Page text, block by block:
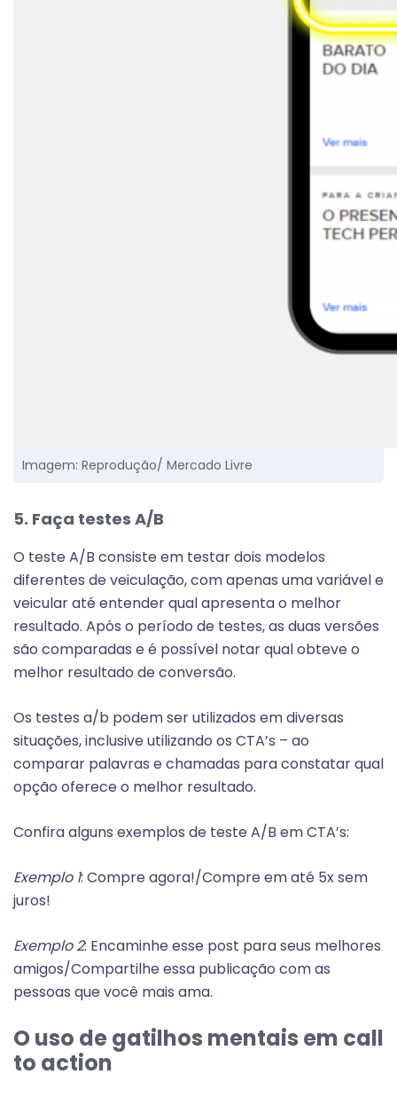
Imagem: Reprodução/ Mercado Livre
5. Faça testes A/B
O teste A/B consiste em testar dois modelos
diferentes de veiculação, com apenas uma variável e
veicular até entender qual apresenta o melhor
resultado. Após o período de testes, as duas versões
são comparadas e é possível notar qual obteve o
melhor resultado de conversão.
Os testes a/b podem ser utilizados em diversas
situações, inclusive utilizando os CTA’s – ao
comparar palavras e chamadas para constatar qual
opção oferece o melhor resultado.
Confira alguns exemplos de teste A/B em CTA’s:
Exemplo 1: Compre agora!/Compre em até 5x sem
juros!
Exemplo 2: Encaminhe esse post para seus melhores
amigos/Compartilhe essa publicação com as
pessoas que você mais ama.
O uso de gatilhos mentais em call
to action